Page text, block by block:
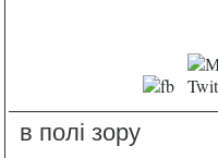
в полі зору